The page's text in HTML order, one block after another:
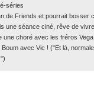
séries
de Friends et pourrait bosser
une séance ciné, rêve de
une choré avec les fréros
Boum avec Vic ! ("Et là,